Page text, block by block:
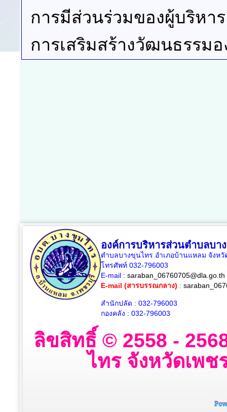
การมีส่วนร่วมของผู้บริหาร
การเสริมสร้างวัฒนธรรม
องค์การบริหารส่วนตำบลบา
ตำบลบางขุนไทร อำเภอบ้านแหลม จังหวั
โทรศัพท์ 032-796003
E-mail : saraban_06760705@dla.go.th
E-mail (สารบรรณกลาง) :
สำนักปลัด : 032-796003
กองคลัง : 032-796003
ลิขสิทธิ์ © 2558 -
ไทร จังหวัดเพ